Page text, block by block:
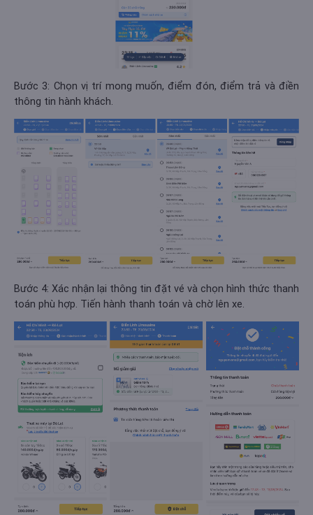
Bước 3: Chọn vị trí mong muốn, điểm đón, điểm trả và điền
thông tin hành khách.
Bước 4: Xác nhận lại thông tin đặt vé và chọn hình thức thanh
toán phù hợp. Tiến hành thanh toán và chờ lên xe.